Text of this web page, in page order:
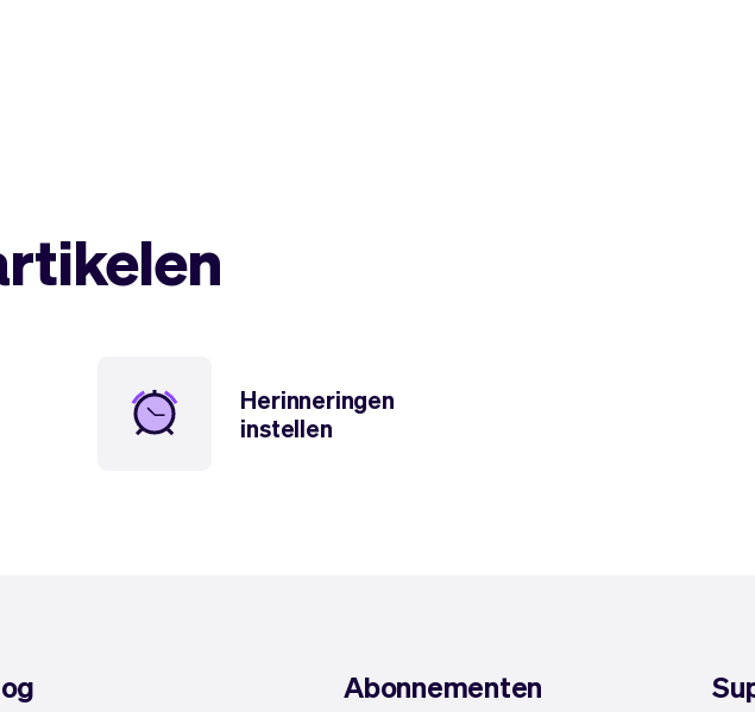
Herinneringen
instellen
Abonnementen